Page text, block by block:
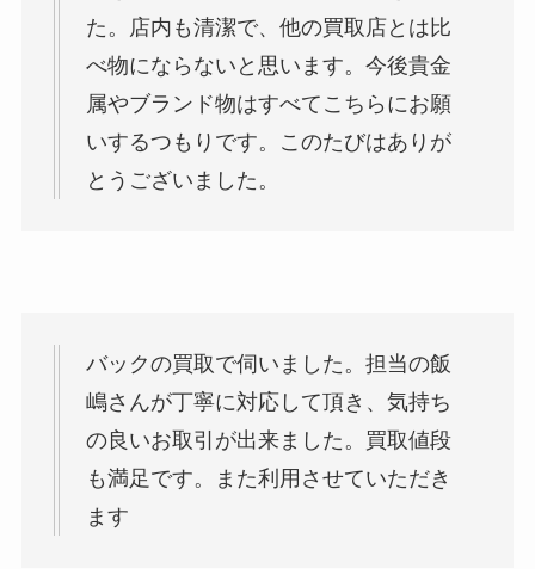
た。店内も清潔で、他の買取店とは比
べ物にならないと思います。今後貴金
属やブランド物はすべてこちらにお願
いするつもりです。このたびはありが
とうございました。
バックの買取で伺いました。担当の飯
嶋さんが丁寧に対応して頂き、気持ち
の良いお取引が出来ました。買取値段
も満足です。また利用させていただき
ます